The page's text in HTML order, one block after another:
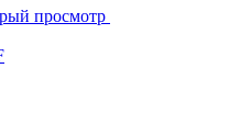
просмотр